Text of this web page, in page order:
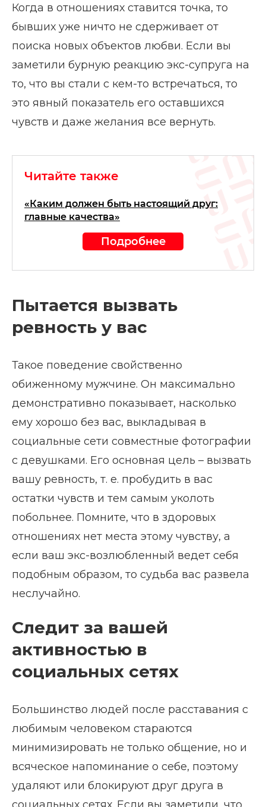
Когда в отношениях ставится точка, то
бывших уже ничто не сдерживает от
поиска новых объектов любви. Если вы
заметили бурную реакцию экс-супруга на
то, что вы стали с кем-то встречаться, то
это явный показатель его оставшихся
чувств и даже желания все вернуть.
Читайте также
«Каким должен быть настоящий друг:
главные качества»
Подробнее
Пытается вызвать
ревность у вас
Такое поведение свойственно
обиженному мужчине. Он максимально
демонстративно показывает, насколько
ему хорошо без вас, выкладывая в
социальные сети совместные фотографии
с девушками. Его основная цель – вызвать
вашу ревность, т. е. пробудить в вас
остатки чувств и тем самым уколоть
побольнее. Помните, что в здоровых
отношениях нет места этому чувству, а
если ваш экс-возлюбленный ведет себя
подобным образом, то судьба вас развела
неслучайно.
Следит за вашей
активностью в
социальных сетях
Большинство людей после расставания с
любимым человеком стараются
минимизировать не только общение, но и
всяческое напоминание о себе, поэтому
удаляют или блокируют друг друга в
социальных сетях. Если вы заметили, что